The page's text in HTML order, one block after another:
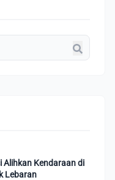
Alihkan Kendaraan di
Lebaran